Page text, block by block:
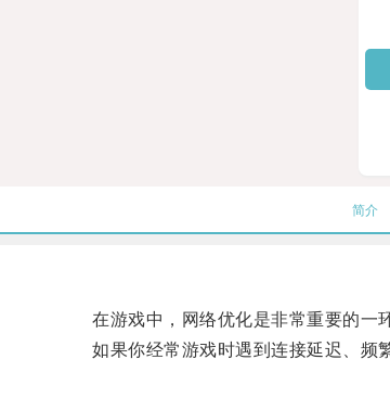
简介
在游戏中，网络优化是非常重要的一环
如果你经常游戏时遇到连接延迟、频繁